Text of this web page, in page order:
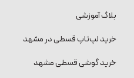
بلاگ آموزشی
خرید لپ‌تاپ قسطی در مشهد
خرید گوشی قسطی مشهد